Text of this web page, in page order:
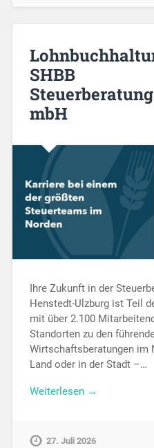
SHBB
mbH
Ihre Zukunft in der
Henstedt-Ulzburg ist Teil
mit über 2.100
Standorten zu den
Wirtschaftsberatungen im
Land oder in der Stadt –…
Weiterlesen →
27. Juli 2026